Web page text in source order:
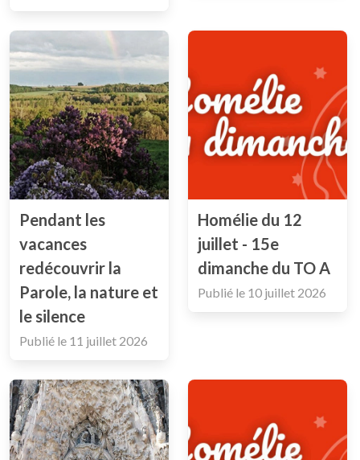
Pendant les
vacances
redécouvrir la
Parole, la nature et
le silence
Publié le 11 juillet 2026
Homélie du 12
juillet - 15e
dimanche du TO A
Publié le 10 juillet 2026